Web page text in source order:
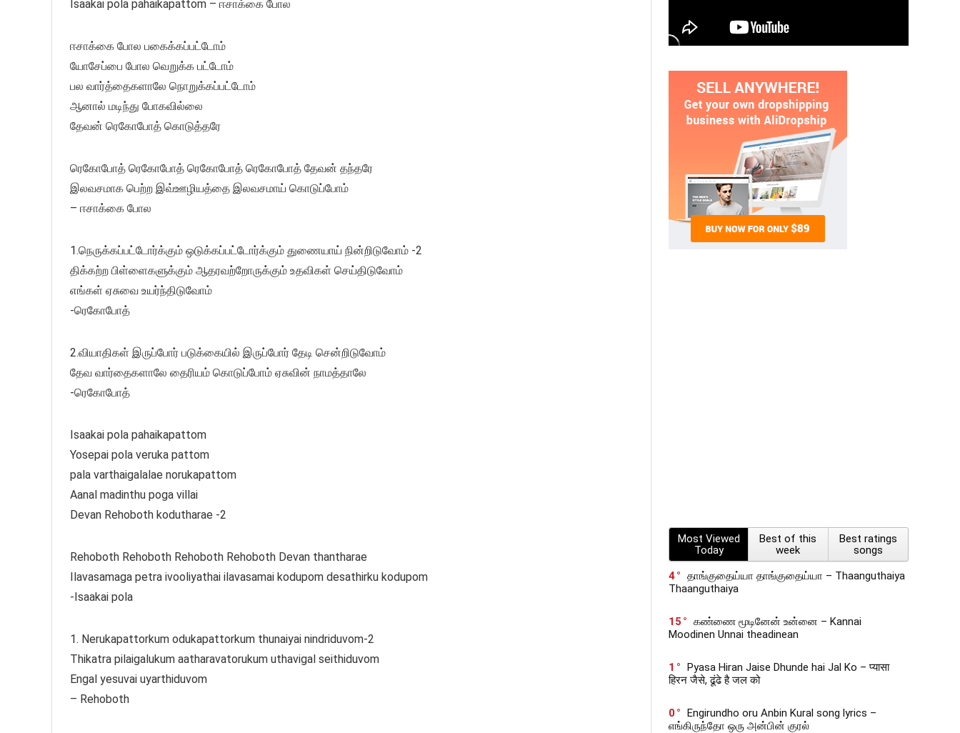
Isaakai pola pahaikapattom – ஈசாக்கை போல
ஈசாக்கை போல பகைக்கப்பட்டோம்
யோசேப்பை போல வெறுக்க பட்டோம்
பல வார்த்தைகளாலே நொறுக்கப்பட்டோம்
ஆனால் மடிந்து போகவில்லை
தேவன் ரெகோபோத் கொடுத்தரே
ரெகோபோத் ரெகோபோத் ரெகோபோத் ரெகோபோத் தேவன் தந்தரே
இலவசமாக பெற்ற இவ்ஊழியத்தை இலவசமாய் கொடுப்போம்
– ஈசாக்கை போல
1.நெருக்கப்பட்டோர்க்கும் ஒடுக்கப்பட்டோர்க்கும் துணையாய் நின்றிடுவோம் -2
திக்கற்ற பிள்ளைகளுக்கும் ஆதரவற்றோருக்கும் உதவிகள் செய்திடுவோம்
எங்கள் ஏசுவை உயர்ந்திடுவோம்
-ரெகோபோத்
2.வியாதிகள் இருப்போர் படுக்கையில் இருப்போர் தேடி சென்றிடுவோம்
தேவ வார்தைகளாலே தைரியம் கொடுப்போம் ஏசுவின் நாமத்தாலே
-ரெகோபோத்
Isaakai pola pahaikapattom
Yosepai pola veruka pattom
pala varthaigalalae norukapattom
Aanal madinthu poga villai
Devan Rehoboth kodutharae -2
Rehoboth Rehoboth Rehoboth Rehoboth Devan thantharae
Ilavasamaga petra ivooliyathai ilavasamai kodupom desathirku kodupom
-Isaakai pola
1. Nerukapattorkum odukapattorkum thunaiyai nindriduvom-2
Thikatra pilaigalukum aatharavatorukum uthavigal seithiduvom
Engal yesuvai uyarthiduvom
– Rehoboth
Most Viewed
Today
Best of this
week
Best ratings
songs
4
தாங்குதைய்யா தாங்குதைய்யா – Thaanguthaiya
Thaanguthaiya
15
கண்ணை மூடினேன் உன்னை – Kannai
Moodinen Unnai theadinean
1
Pyasa Hiran Jaise Dhunde hai Jal Ko – प्यासा
हिरन जैसे, ढूंढे है जल को
0
Engirundho oru Anbin Kural song lyrics –
எங்கிருந்தோ ஒரு அன்பின் குரல்